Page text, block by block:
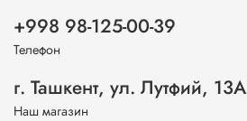
+998 98-125-00-39
Телефон
г. Ташкент, ул. Лутфий, 13А
Наш магазин